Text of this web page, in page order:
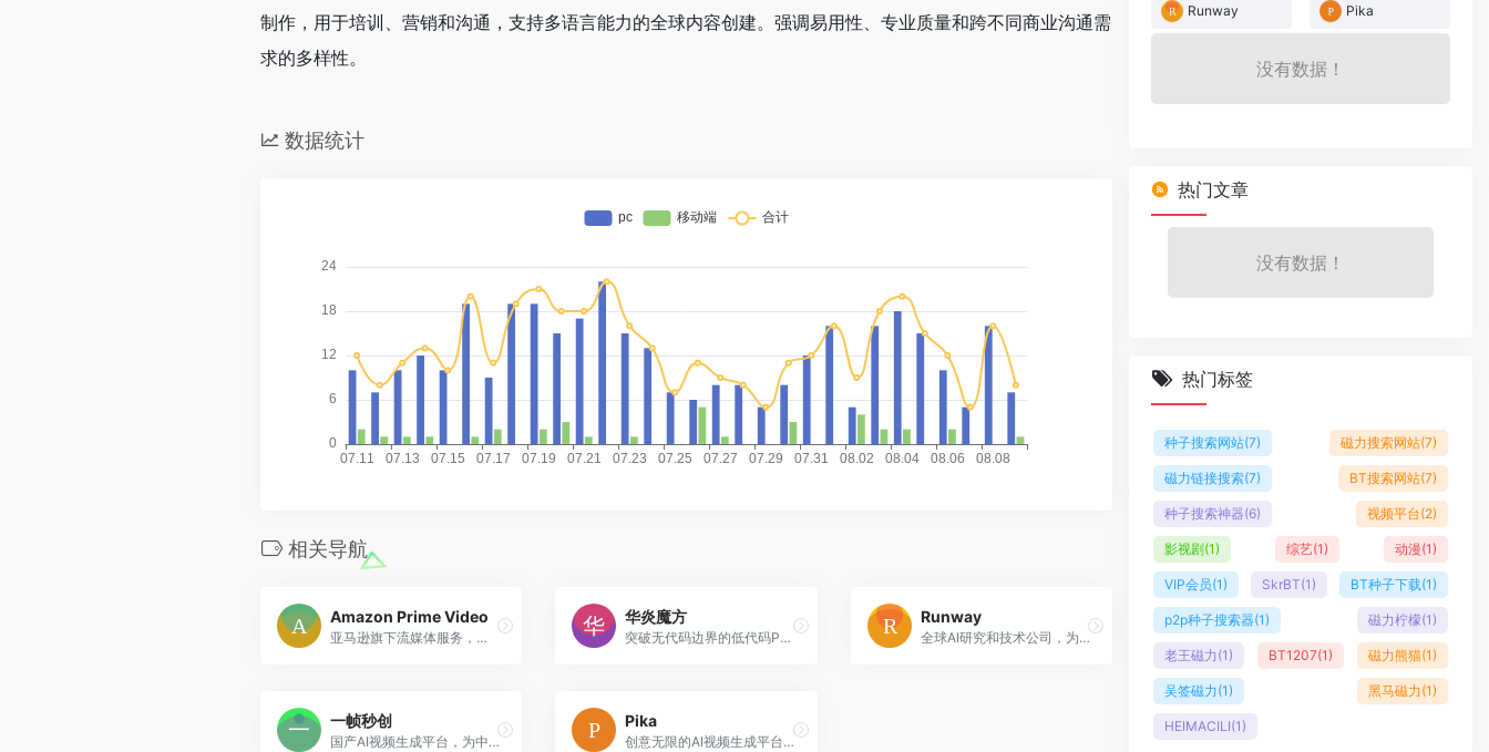
制作，用于培训、营销和沟通，支持多语言能力的全球内容创建。强调易用性、专业质量和跨不同商业沟通需
求的多样性。
数据统计
相关导航
Amazon Prime Video
亚马逊旗下流媒体服务，提供原创剧集、电影和独家内容
华炎魔方
突破无代码边界的低代码PaaS平台，支持可视化设计和深度定制
Runway
全球AI研究和技术公司，为人类想象力打造的AI视频生成工具
一帧秒创
国产AI视频生成平台，为中文用户提供智能视频制作服务
Pika
创意无限的AI视频生成平台，将想法转化为动态视频内容
Runway Pika
没有数据！
热门文章
没有数据！
热门标签
种子搜索网站(7) 磁力搜索网站(7)
磁力链接搜索(7) BT搜索网站(7)
种子搜索神器(6) 视频平台(2)
影视剧(1) 综艺(1) 动漫(1)
VIP会员(1) SkrBT(1) BT种子下载(1)
p2p种子搜索器(1) 磁力柠檬(1)
老王磁力 (1) BT1207(1) 磁力熊猫(1)
吴签磁力(1) 黑马磁力(1)
HEIMACILI(1)